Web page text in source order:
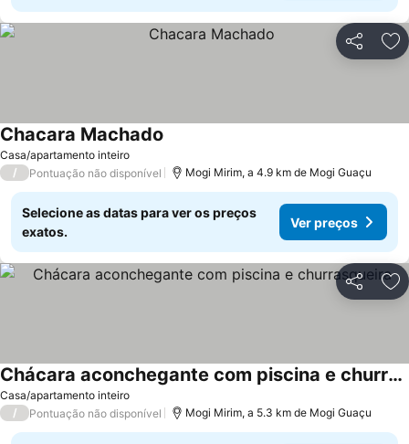
Partilhar
Casa/apartamento inteiro
Chacara Machado
/ Pontuação não disponível Mogi Mirim, a 4.9 km de Mogi Guaçu
Selecione as datas para ver os preços
exatos.
Ver preços
Partilhar
Casa/apartamento inteiro
Chácara aconchegante com piscina e churrasqueira
/ Pontuação não disponível Mogi Mirim, a 5.3 km de Mogi Guaçu